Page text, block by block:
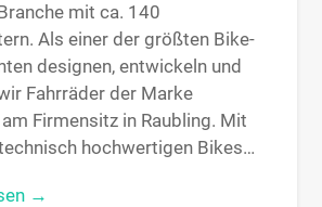
mit ca. 140
Als einer der größten Bike-
designen, entwickeln und
Fahrräder der Marke
Firmensitz in Raubling. Mit
hochwertigen Bikes…
→